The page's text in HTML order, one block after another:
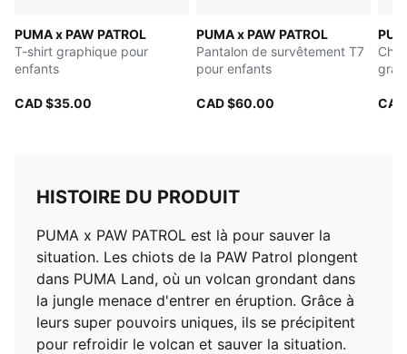
PUMA x PAW PATROL
T-shirt graphique pour
enfants
CAD $35.00
PUMA x PAW PATROL
Pantalon de survêtement T7
pour enfants
CAD $60.00
HISTOIRE DU PRODUIT
PUMA x PAW PATROL est là pour sauver la
situation. Les chiots de la PAW Patrol plongent
dans PUMA Land, où un volcan grondant dans
la jungle menace d'entrer en éruption. Grâce à
leurs super pouvoirs uniques, ils se précipitent
pour refroidir le volcan et sauver la situation.